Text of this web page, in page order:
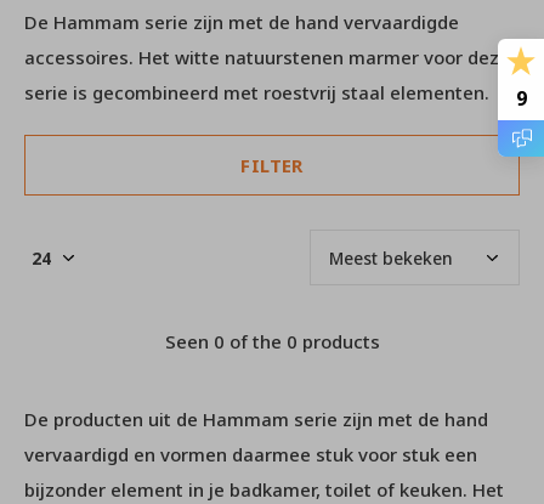
De Hammam serie zijn met de hand vervaardigde
accessoires. Het witte natuurstenen marmer voor deze
serie is gecombineerd met roestvrij staal elementen.
FILTER
Seen 0 of the 0 products
De producten uit de Hammam serie zijn met de hand
vervaardigd en vormen daarmee stuk voor stuk een
bijzonder element in je badkamer, toilet of keuken. Het
9